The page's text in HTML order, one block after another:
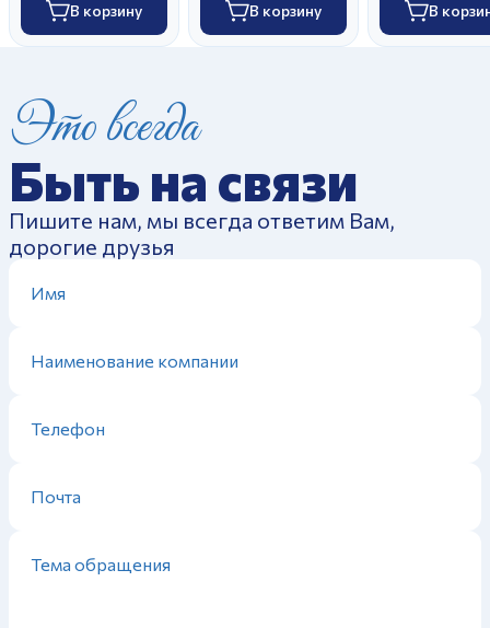
В корзину В корзину В
Это всегда
Быть на связи
Пишите нам, мы всегда ответим Вам,
дорогие друзья